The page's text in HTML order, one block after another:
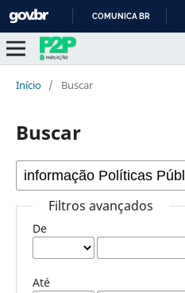
COMUNICA BR
Início / Buscar
Buscar
Filtros avançados
De
Até